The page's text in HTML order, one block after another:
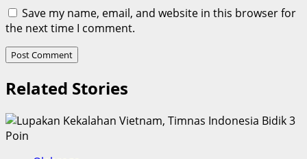
Save my name, email, and website in this browser for
the next time I comment.
Related Stories